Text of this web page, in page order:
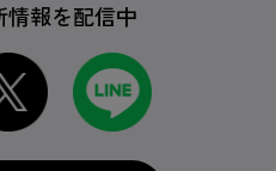
情報を配信中